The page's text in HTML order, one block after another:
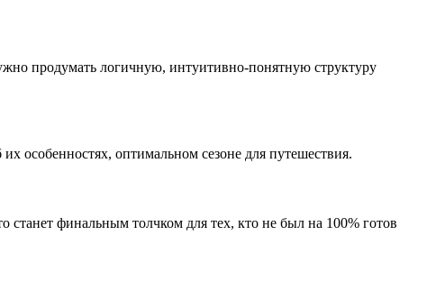
продумать логичную, интуитивно-понятную структуру
особенностях, оптимальном сезоне для путешествия.
финальным толчком для тех, кто не был на 100% готов